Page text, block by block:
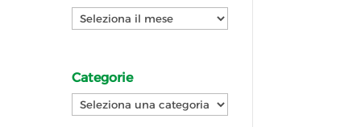
Archivi
Categorie
Categorie